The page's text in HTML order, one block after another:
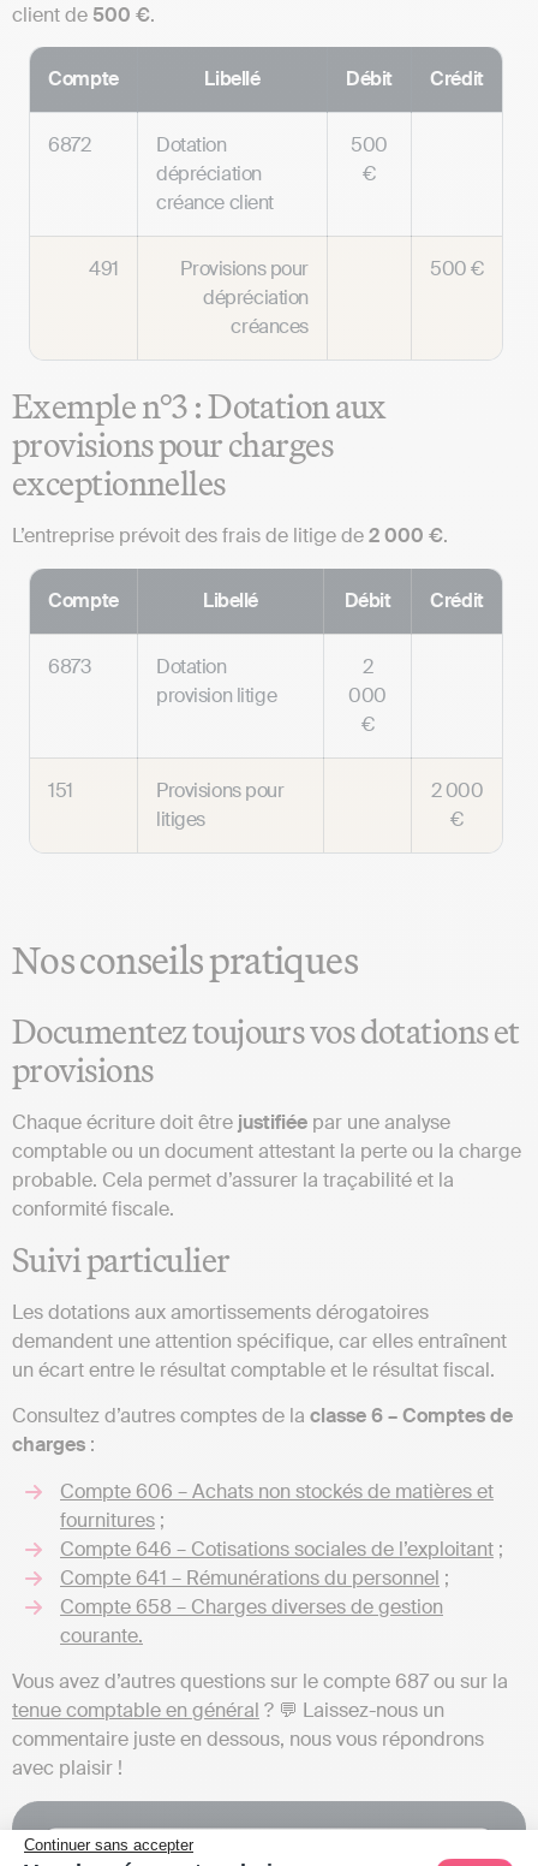
Continuer sans accepter
client de 500 €.
Compte Libellé Débit Crédit
6872
Dotation
dépréciation
créance client
500
€
491
Provisions pour
dépréciation
créances
500 €
Exemple n°3 : Dotation aux
provisions pour charges
exceptionnelles
L’entreprise prévoit des frais de litige de2 000 €.
Compte Libellé Débit Crédit
6873
Dotation
provision litige
2
000
€
151
Provisions pour
litiges
2 000
€
Nos conseils pratiques
Documentez toujours vos dotations et
provisions
Chaque écriture doit être justifiée par une analyse
comptable ou un document attestant la perte ou la charge
probable. Cela permet d’assurer la traçabilité et la
conformité fiscale.
Suivi particulier
Les dotations aux amortissements dérogatoires
demandent une attention spécifique, car elles entraînent
un écart entre le résultat comptable et le résultat fiscal.
Consultez d’autres comptes de la classe 6 – Comptes de
charges :
Compte 606 – Achats non stockés de matières et
fournitures ;
Compte 646 – Cotisations sociales de l’exploitant ;
Compte 641 – Rémunérations du personnel ;
Compte 658 – Charges diverses de gestion
courante.
Vous avez d’autres questions sur le compte 687 ou sur la
tenue comptable en général ? 💬 Laissez-nous un
commentaire juste en dessous, nous vous répondrons
avec plaisir !